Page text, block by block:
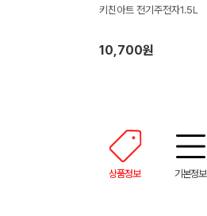
키친아트 전기주전자1.5L
10,700원
상품정보 기본정보